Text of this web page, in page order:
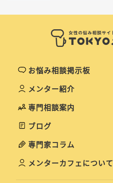
お悩み相談掲示板
メンター紹介
専門相談案内
ブログ
専門家コラム
メンターカフェについて